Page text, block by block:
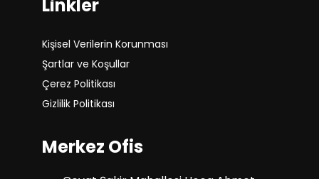
Linkler
Kişisel Verilerin Korunması
Şartlar ve Koşullar
Çerez Politikası
Gizlilik Politikası
Merkez Ofis